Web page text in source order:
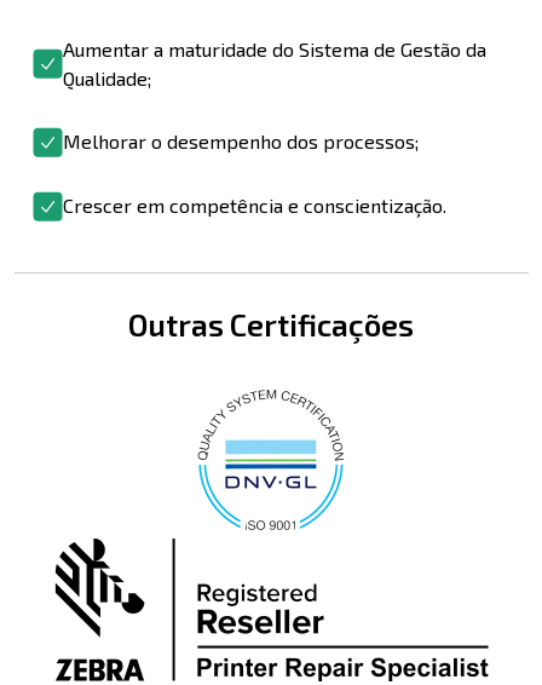
Aumentar a maturidade do Sistema de Gestão da
Qualidade;
Melhorar o desempenho dos processos;
Crescer em competência e conscientização.
Outras Certificações